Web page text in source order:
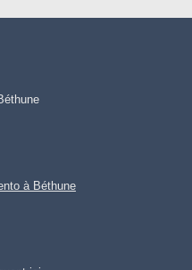
à Béthune